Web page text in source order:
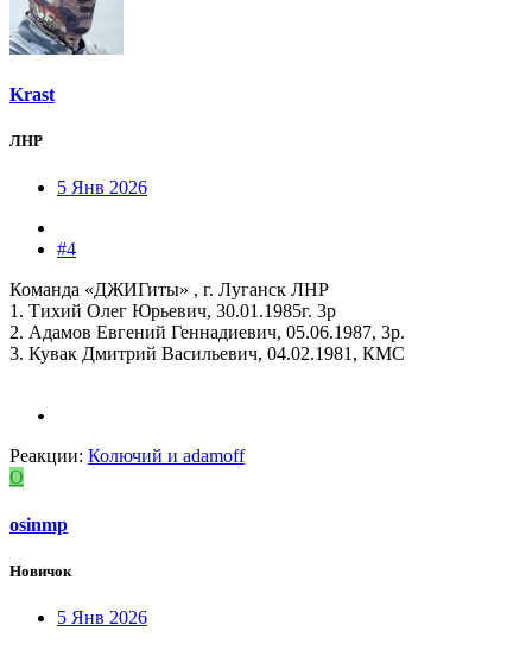
Krast
ЛНР
5 Янв 2026
#4
Команда «ДЖИГиты» , г. Луганск ЛНР
1. Тихий Олег Юрьевич, 30.01.1985г. 3р
2. Адамов Евгений Геннадиевич, 05.06.1987, 3р.
3. Кувак Дмитрий Васильевич, 04.02.1981, КМС
Реакции: Колючий и adamoff
O
osinmp
Новичок
5 Янв 2026